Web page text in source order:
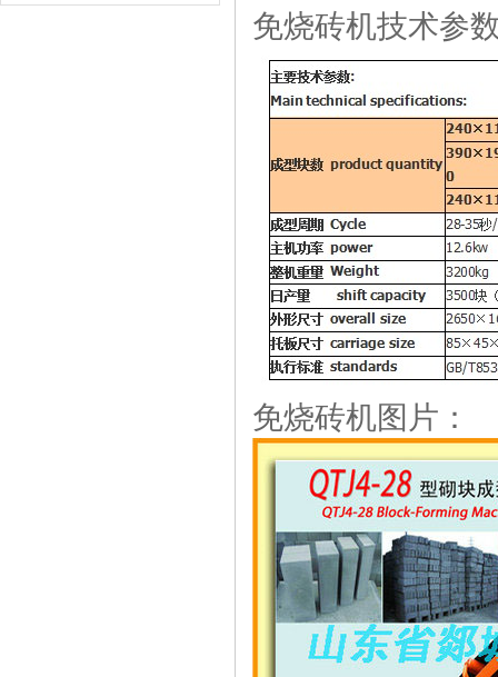
免烧砖机技术参
免烧砖机图片：